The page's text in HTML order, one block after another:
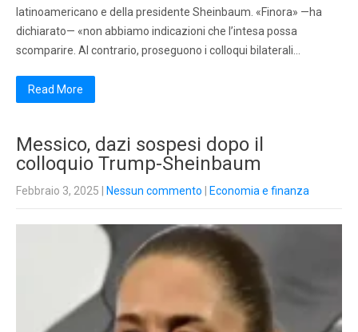
latinoamericano e della presidente Sheinbaum. «Finora» —ha
dichiarato— «non abbiamo indicazioni che l’intesa possa
scomparire. Al contrario, proseguono i colloqui bilaterali…
Read More
Messico, dazi sospesi dopo il
colloquio Trump-Sheinbaum
Febbraio 3, 2025 Nessun commento Economia e finanza